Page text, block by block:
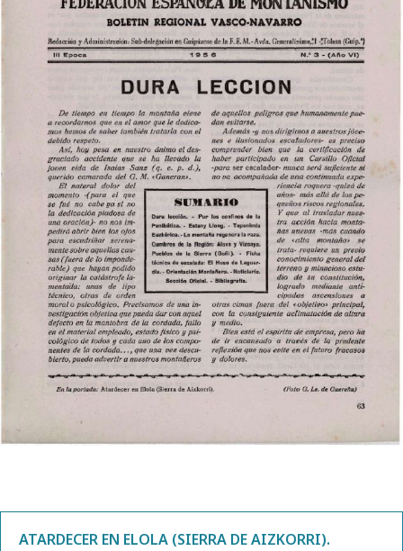
ATARDECER EN ELOLA (SIERRA DE AIZKORRI).